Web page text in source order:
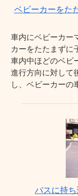
ベビーカーをた
車内にベビーカー
カーをたたまずに
車内中ほどのベビ
進行方向に対して
し、ベビーカーの
バスに持